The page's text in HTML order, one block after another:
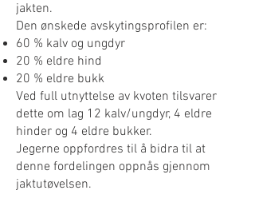
jakten.
Den ønskede avskytingsprofilen er:
60 % kalv og ungdyr
20 % eldre hind
20 % eldre bukk
Ved full utnyttelse av kvoten tilsvarer
dette om lag 12 kalv/ungdyr, 4 eldre
hinder og 4 eldre bukker.
Jegerne oppfordres til å bidra til at
denne fordelingen oppnås gjennom
jaktutøvelsen.